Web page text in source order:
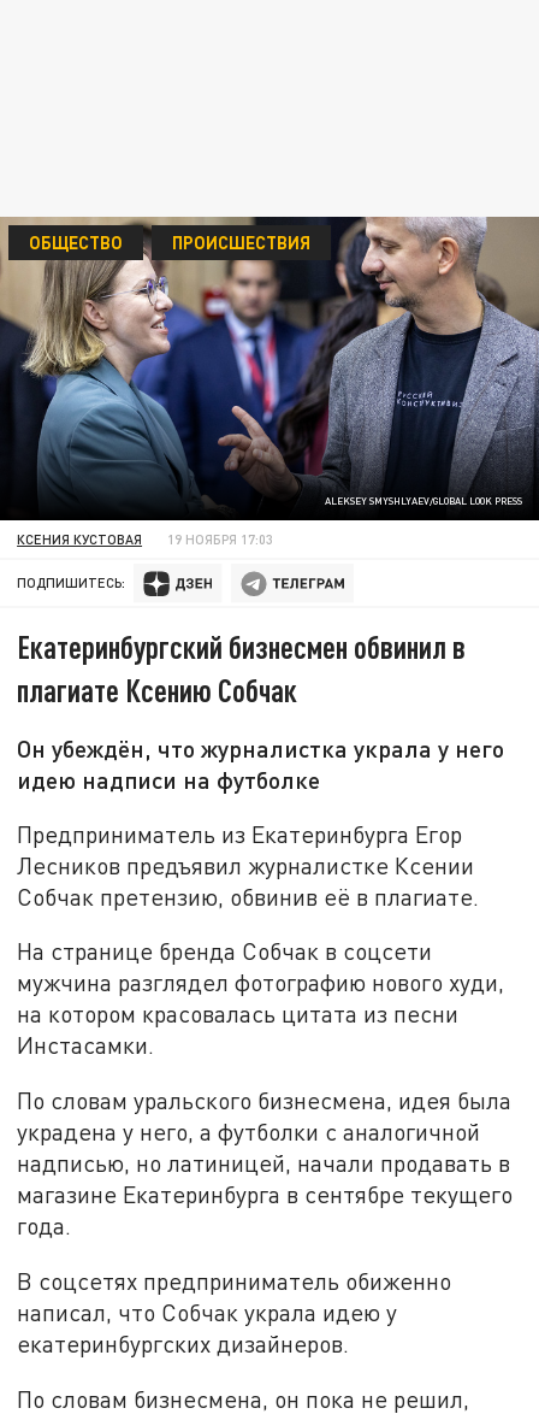
ALEKSEY SMYSHLYAEV/GLOBAL LOOK PRESS
ОБЩЕСТВО ПРОИСШЕСТВИЯ
КСЕНИЯ КУСТОВАЯ 19 НОЯБРЯ 17:03
ПОДПИШИТЕСЬ:
Екатеринбургский бизнесмен обвинил в
плагиате Ксению Собчак
Он убеждён, что журналистка украла у него
идею надписи на футболке
Предприниматель из Екатеринбурга Егор
Лесников предъявил журналистке Ксении
Собчак претензию, обвинив её в плагиате.
На странице бренда Собчак в соцсети
мужчина разглядел фотографию нового худи,
на котором красовалась цитата из песни
Инстасамки.
По словам уральского бизнесмена, идея была
украдена у него, а футболки с аналогичной
надписью, но латиницей, начали продавать в
магазине Екатеринбурга в сентябре текущего
года.
В соцсетях предприниматель обиженно
написал, что Собчак украла идею у
екатеринбургских дизайнеров.
По словам бизнесмена, он пока не решил,